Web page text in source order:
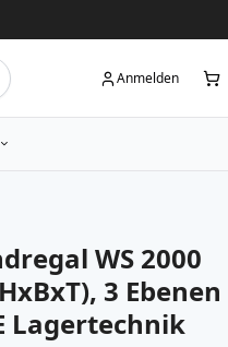
Anmelden
WS 2000
3 Ebenen
Lagertechnik